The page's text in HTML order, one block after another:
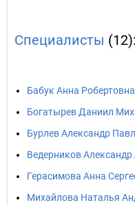
Специалисты (12):
Бабук Анна Робертовна
Богатырев Даниил
Бурлев Александр
Ведерников
Герасимова Анна
Михайлова Наталья